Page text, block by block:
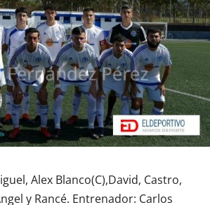
Alex Blanco(C),David, Castro,
y Rancé. Entrenador: Carlos